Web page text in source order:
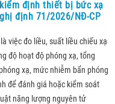
định thiết bị bức xạ
định 71/2026/NĐ-CP
việc đo liều, suất liều chiếu xạ
độ hoạt độ phóng xạ, tổng
xạ, mức nhiễm bẩn phóng
để đánh giá hoặc kiểm soát
năng lượng nguyên tử